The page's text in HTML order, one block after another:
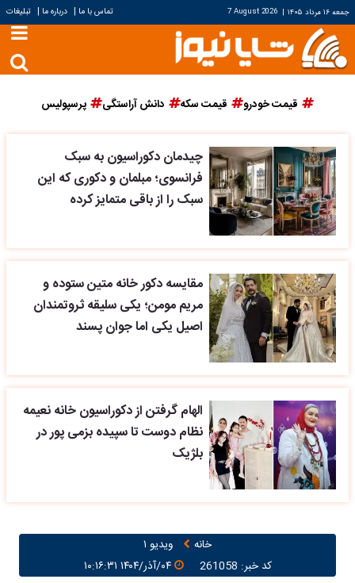
جمعه ۱۶ مرداد ۱۴۰۵ |
7 August 2026 تماس با ما | درباره ما | تبلیغات
قیمت خودرو قیمت سکه دانش آراستگی پرسپولیس
چیدمان دکوراسیون به سبک
فرانسوی؛ مبلمان و دکوری که این
سبک را از باقی متمایز کرده
مقایسه دکور خانه متین ستوده و
مریم مومن؛ یکی سلیقه ثروتمندان
اصیل یکی اما جوان پسند
الهام گرفتن از دکوراسیون خانه نعیمه
نظام دوست تا سپیده بزمی پور در
بلژیک
خانه
ویدیو ۱
کد خبر: 261058
۰۴/آذر/۱۴۰۴ ۱۰:۱۶:۳۱